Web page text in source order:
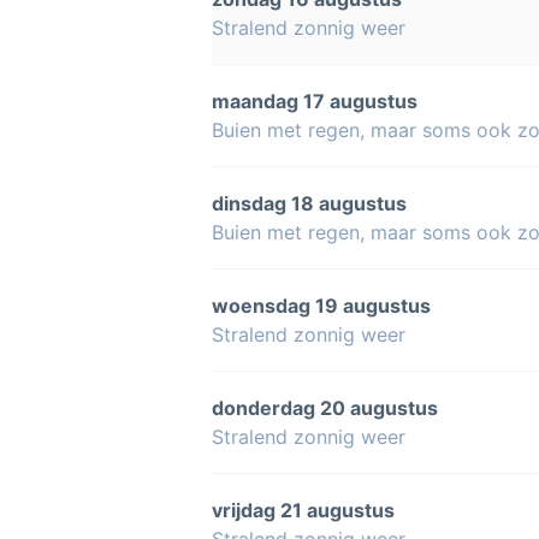
Stralend zonnig weer
maandag 17 augustus
Buien met regen, maar soms ook
dinsdag 18 augustus
Buien met regen, maar soms ook
woensdag 19 augustus
Stralend zonnig weer
donderdag 20 augustus
Stralend zonnig weer
vrijdag 21 augustus